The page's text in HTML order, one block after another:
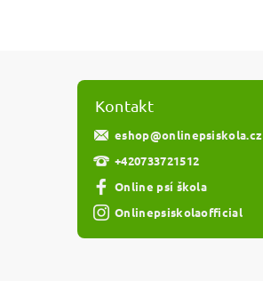
Kontakt
eshop@onlinepsiskola.cz
+420733721512
Online psí škola
Onlinepsiskolaofficial